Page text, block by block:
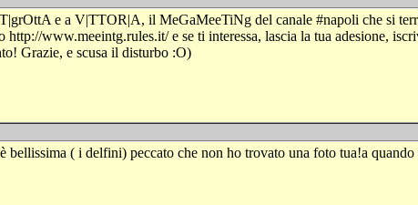
e a V|TTOR|A, il MeGaMeeTiNg del canale #napoli che si
www.meeintg.rules.it/ e se ti interessa, lascia la tua adesione,
Grazie, e scusa il disturbo :O)
bellissima ( i delfini) peccato che non ho trovato una foto tua!a